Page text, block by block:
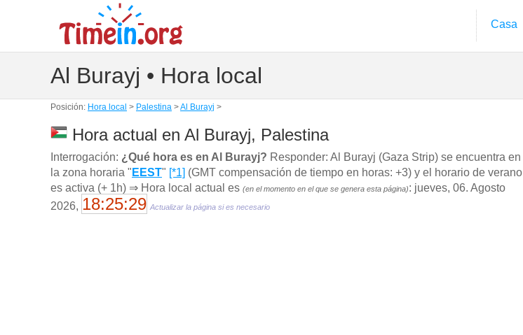
Casa
Al Burayj • Hora local
Posición: Hora local > Palestina >Al Burayj >
Hora actual en Al Burayj, Palestina
Interrogación: ¿Qué hora es en Al Burayj? Responder: Al Burayj (Gaza Strip) se encuentra en
la zona horaria " EEST" [*1] (GMT compensación de tiempo en horas: +3) y el horario de verano
es activa (+ 1h) ⇒ Hora local actual es (en el momento en el que se genera esta página): jueves, 06. Agosto
2026, 18:25:30 Actualizar la página si es necesario